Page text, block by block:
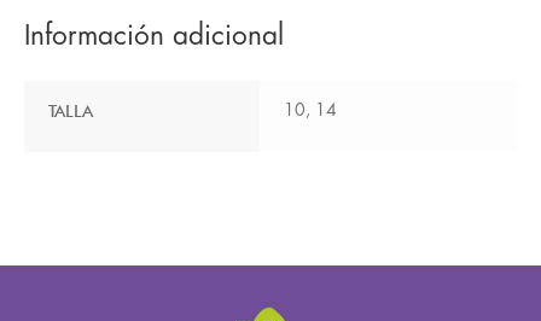
Información adicional
TALLA 10, 14